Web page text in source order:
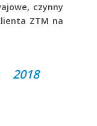
czynny
ZTM na
2018